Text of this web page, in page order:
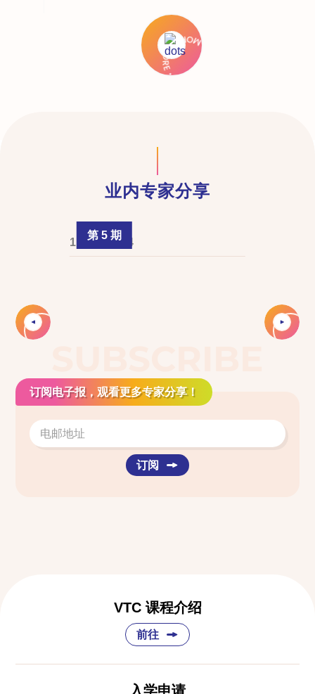
业内专家分享
第 5 期
1 June 2024
Slide 2 of 3.
订阅电子报，观看更多专家分享！
订阅
VTC 课程介绍
前往
入学申请